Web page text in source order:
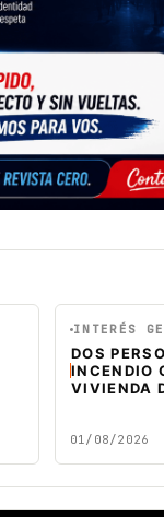
INTERÉS
DOS
INCENDIO
VIVIENDA
01/08/2026